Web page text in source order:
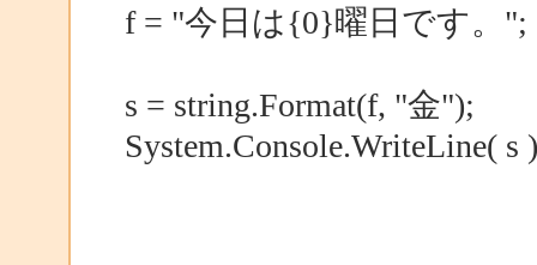
f = "今日は{0}曜日です。";
s = string.Format(f, "金");
System.Console.WriteLine( s